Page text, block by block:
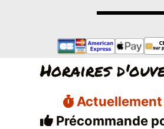
Horaires
Actuellement
Précommande